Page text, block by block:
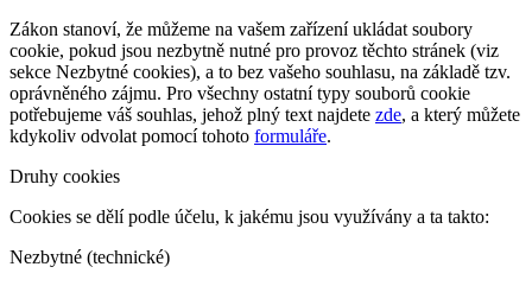
Zákon stanoví, že můžeme na vašem zařízení ukládat soubory
cookie, pokud jsou nezbytně nutné pro provoz těchto stránek (viz
sekce Nezbytné cookies), a to bez vašeho souhlasu, na základě tzv.
oprávněného zájmu. Pro všechny ostatní typy souborů cookie
potřebujeme váš souhlas, jehož plný text najdete zde, a který můžete
kdykoliv odvolat pomocí tohoto formuláře.
Druhy cookies
Cookies se dělí podle účelu, k jakému jsou využívány a ta takto:
Nezbytné (technické)